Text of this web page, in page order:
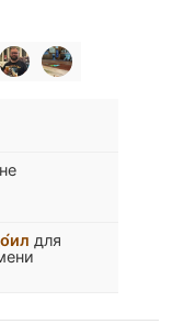
для